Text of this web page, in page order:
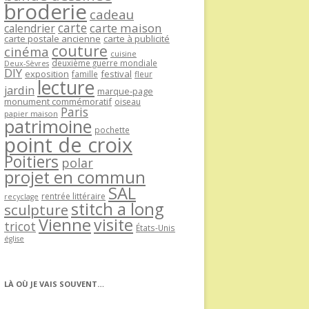
broderie cadeau
calendriercartecarte maison
carte postale ancienne carte à publicité
cinéma couture cuisine
Deux-Sèvres deuxième guerre mondiale
DIY exposition famille festival fleur
jardin lecture marque-page
monument commémoratif oiseau
papier maison Paris
patrimoine pochette
point de croix
Poitiers polar
projet en commun
recyclage rentrée littéraire SAL
sculpture stitch a long
tricot Viennevisite États-Unis
église
LÀ OÙ JE VAIS SOUVENT…